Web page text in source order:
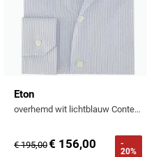
Eton
overhemd wit lichtblauw Contemporary Fit semi-wide spread
€ 195,00€ 156,00
-
20%